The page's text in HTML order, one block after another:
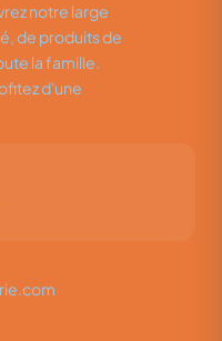
notre large
de produits de
la famille.
d'une